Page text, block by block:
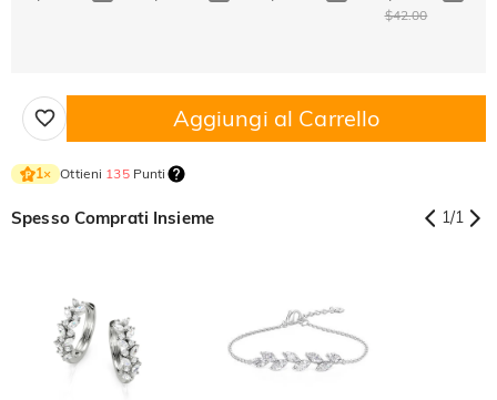
$42.00
Aggiungi al Carrello
1× Ottieni 135Punti
Spesso Comprati Insieme 1/1